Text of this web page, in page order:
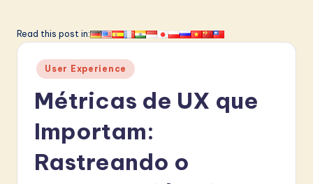
li
A
Read this post in:
Posted
in
User Experience
Métricas de UX que
Importam:
Rastreando o